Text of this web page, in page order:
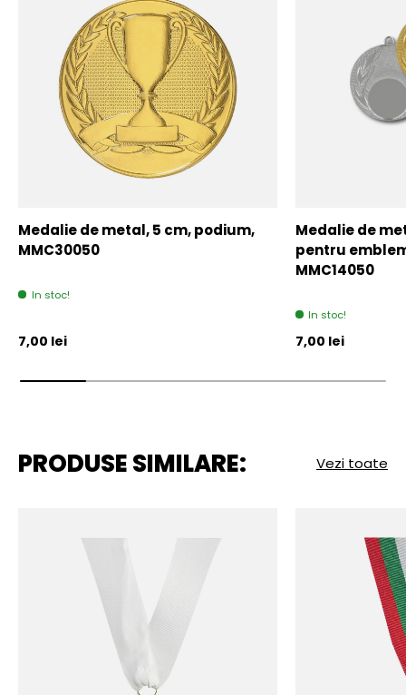
Medalie de metal, 5 cm, podium,
MMC30050
In stoc!
Pret initial
7,00 lei
Medalie de
pentru
MMC14050
In stoc!
Pret initial
7,00 lei
PRODUSE SIMILARE: Vezi toate